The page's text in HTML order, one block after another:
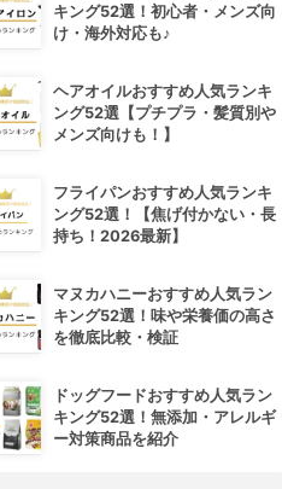
キング52選！初心者・メンズ向
け・海外対応も♪
ヘアオイルおすすめ人気ランキ
ング52選【プチプラ・髪質別や
メンズ向けも！】
フライパンおすすめ人気ランキ
ング52選！【焦げ付かない・長
持ち！2026最新】
マヌカハニーおすすめ人気ラン
キング52選！味や栄養価の高さ
を徹底比較・検証
ドッグフードおすすめ人気ラン
キング52選！無添加・アレルギ
ー対策商品を紹介